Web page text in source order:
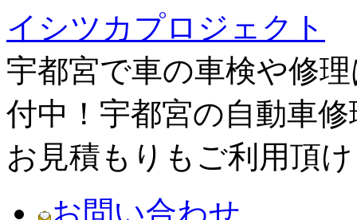
イシツカプロジェクト
宇都宮で車の車検や修
付中！宇都宮の自動車
お見積もりもご利用頂
お問い合わせ